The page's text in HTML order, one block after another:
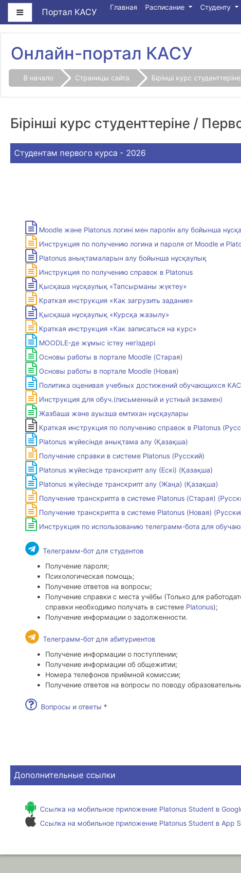
Перейти к основному содержанию
Боковая панель
Портал КАСУ Главная Расписание Студенту
Онлайн-портал КАСУ
В начало Страницы сайта Бірінші курс
Бірінші курс студенттеріне /
Студентам первого курса - 2026
Moodle және Platonus логині мен паролін алу бойынша
Инструкция по получению логина и пароля от Moodle и
Platonus анықтамаларын алу бойынша нұсқаулық
Инструкция по получению справок в Platonus
Қысқаша нұсқаулық «Тапсырманы жүктеу»
Краткая инструкция «Как загрузить задание»
Қысқаша нұсқаулық «Курсқа жазылу»
Краткая инструкция «Как записаться на курс»
MOODLE-де жұмыс істеу негіздері
Основы работы в портале Moodle (Старая)
Основы работы в портале Moodle (Новая)
Политика оценивая учебных достижений обучающихся
Инструкция для обуч.(письменный и устный экзамен)
Жазбаша және ауызша емтихан нұсқаулары
Краткая инструкция по получению справок в Platonus
Platonus жүйесінде анықтама алу (Қазақша)
Получение справки в системе Platonus (Русский)
Platonus жүйесінде транскрипт алу (Ескі) (Қазақша)
Platonus жүйесінде транскрипт алу (Жаңа) (Қазақша)
Получение транскрипта в системе Platonus (Старая)
Получение транскрипта в системе Platonus (Новая)
Инструкция по использованию телеграмм-бота для
Телеграмм-бот для студентов
Получение пароля;
Психологическая помощь;
Получение ответов на вопросы;
Получение справки с места учёбы (Только для
справки необходимо получать в системе Platonus);
Получение информации о задолженности.
Телеграмм-бот для абитуриентов
Получение информации о поступлении;
Получение информации об общежитии;
Номера телефонов приёмной комиссии;
Получение ответов на вопросы по поводу
Вопросы и ответы *
Дополнительные ссылки
Ссылка на мобильное приложение Platonus Student в
Ссылка на мобильное приложение Platonus Student в App